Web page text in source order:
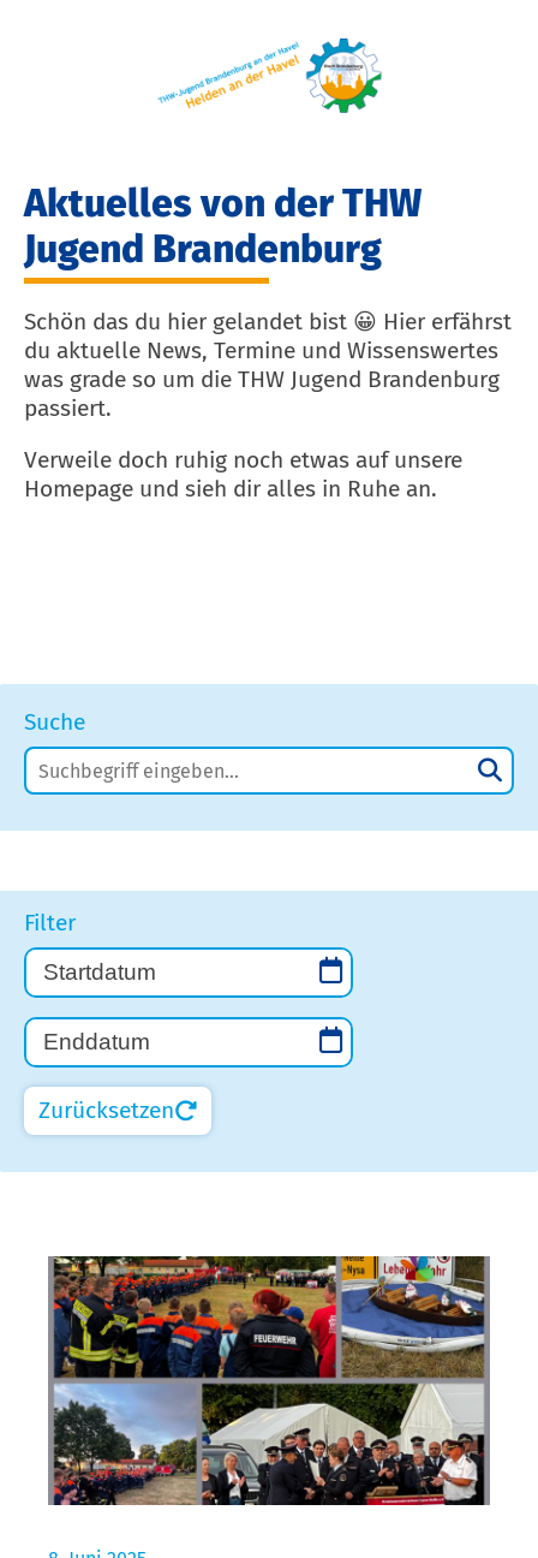
Aktuelles von der THW
Jugend Brandenburg
Schön das du hier gelandet bist 😀 Hier erfährst
du aktuelle News, Termine und Wissenswertes
was grade so um die THW Jugend Brandenburg
passiert.
Verweile doch ruhig noch etwas auf unsere
Homepage und sieh dir alles in Ruhe an.
Suche
Filter
Zurücksetzen